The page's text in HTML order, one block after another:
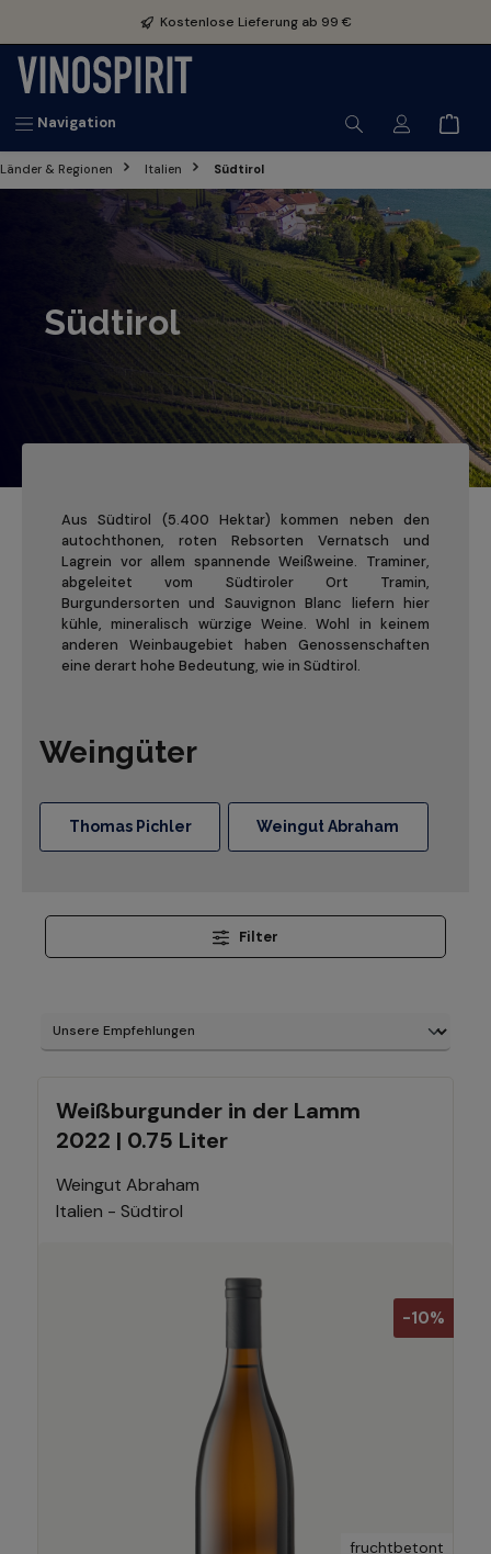
Kostenlose Lieferung ab 99 €
Navigation
Länder & Regionen Italien Südtirol
Südtirol
Aus Südtirol (5.400 Hektar) kommen neben den
autochthonen, roten Rebsorten Vernatsch und
Lagrein vor allem spannende Weißweine. Traminer,
abgeleitet vom Südtiroler Ort Tramin,
Burgundersorten und Sauvignon Blanc liefern hier
kühle, mineralisch würzige Weine. Wohl in keinem
anderen Weinbaugebiet haben Genossenschaften
eine derart hohe Bedeutung, wie in Südtirol.
Weingüter
Thomas Pichler Weingut Abraham
Filter
Weißburgunder in der Lamm
2022 | 0.75 Liter
Weingut Abraham
Italien - Südtirol
-10%
fruchtbetont